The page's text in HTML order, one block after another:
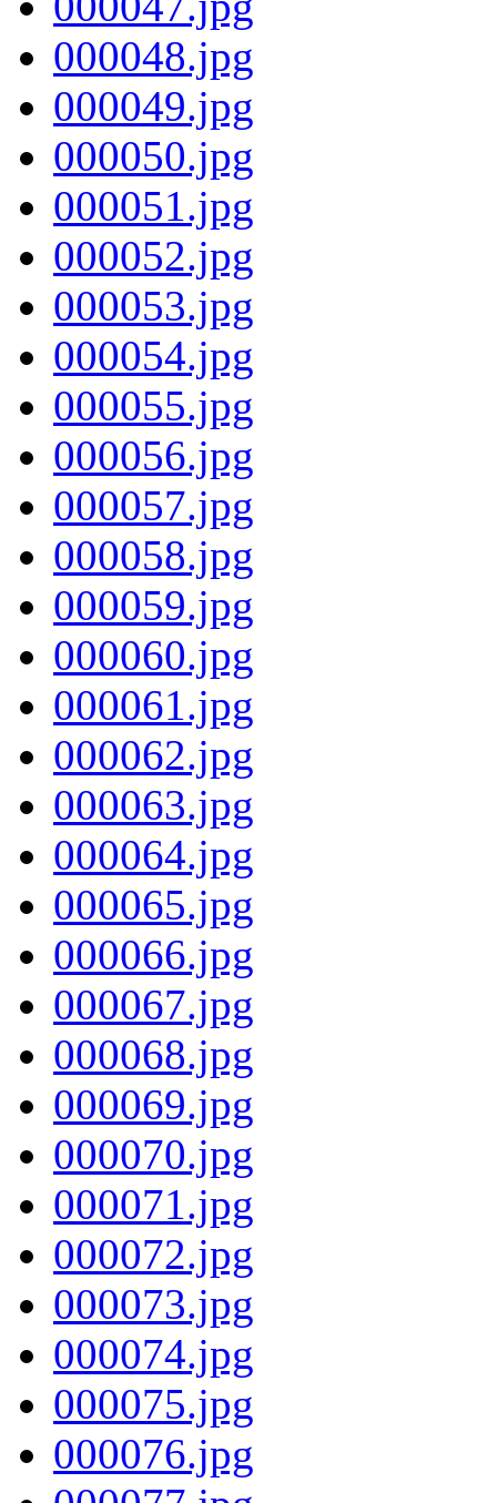
000048.jpg
000049.jpg
000050.jpg
000051.jpg
000052.jpg
000053.jpg
000054.jpg
000055.jpg
000056.jpg
000057.jpg
000058.jpg
000059.jpg
000060.jpg
000061.jpg
000062.jpg
000063.jpg
000064.jpg
000065.jpg
000066.jpg
000067.jpg
000068.jpg
000069.jpg
000070.jpg
000071.jpg
000072.jpg
000073.jpg
000074.jpg
000075.jpg
000076.jpg